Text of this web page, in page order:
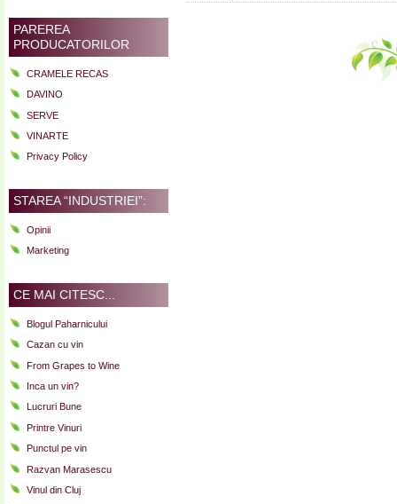
PAREREA
PRODUCATORILOR
CRAMELE RECAS
DAVINO
SERVE
VINARTE
Privacy Policy
STAREA “INDUSTRIEI”:
Opinii
Marketing
CE MAI CITESC...
Blogul Paharnicului
Cazan cu vin
From Grapes to Wine
Inca un vin?
Lucruri Bune
Printre Vinuri
Punctul pe vin
Razvan Marasescu
Vinul din Cluj